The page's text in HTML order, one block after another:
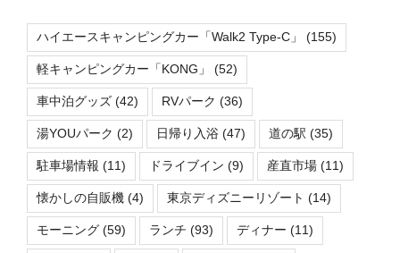
ハイエースキャンピングカー「Walk2 Type-C」 (155)
軽キャンピングカー「KONG」 (52)
車中泊グッズ (42) RVパーク (36)
湯YOUパーク (2) 日帰り入浴 (47) 道の駅 (35)
駐車場情報 (11) ドライブイン (9) 産直市場 (11)
懐かしの自販機 (4) 東京ディズニーリゾート (14)
モーニング (59) ランチ (93) ディナー (11)